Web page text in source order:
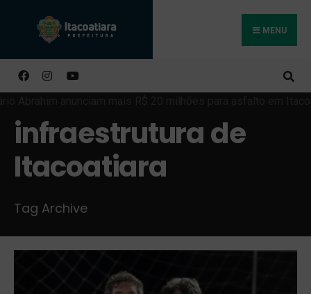
MENU
infraestrutura de
Itacoatiara
Tag Archive
Buscar